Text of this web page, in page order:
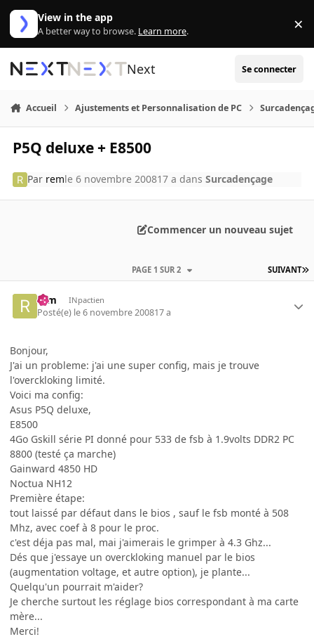
Aller au contenu
View in the app
A better way to browse. Learn more. ×
Next Se connecter
Accueil Ajustements et Personnalisation de PC
P5Q deluxe + E8500
Par remle 6 novembre 200817 a dansSurcadençage
Commencer un nouveau sujet
SUIVANT
PAGE 1 SUR 2
rem INpactien
Posté(e) le 6 novembre 200817 a
Bonjour,
J'ai un probleme: j'ai une super config, mais je trouve
l'overckloking limité.
Voici ma config:
Asus P5Q deluxe,
E8500
4Go Gskill série PI donné pour 533 de fsb à 1.9volts DDR2 PC
8800 (testé ça marche)
Gainward 4850 HD
Noctua NH12
Première étape:
tout laissé par défaut dans le bios , sauf le fsb monté à 508
Mhz, avec coef à 8 pour le proc.
c'est déja pas mal, mai j'aimerais le grimper à 4.3 Ghz...
Dés que j'essaye un overckloking manuel par le bios
(augmentation voltage, et autre option), je plante...
Quelqu'un pourrait m'aider?
Je cherche surtout les réglage bios correspondant à ma carte
mère...
Merci!